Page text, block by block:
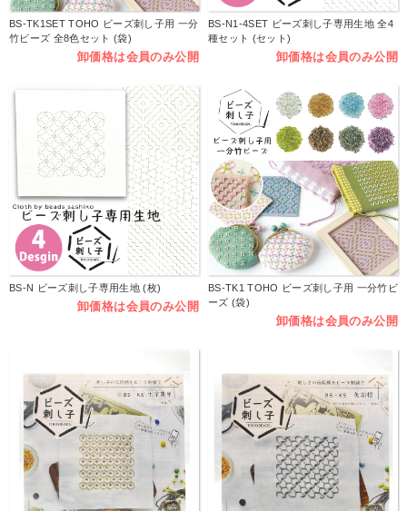
BS-TK1SET TOHO ビーズ刺し子用 一分
竹ビーズ 全8色セット (袋)
卸価格は会員のみ公開
BS-N1-4SET ビーズ刺し子専用生地 全4
種セット (セット)
卸価格は会員のみ公開
BS-N ビーズ刺し子専用生地 (枚)
卸価格は会員のみ公開
BS-TK1 TOHO ビーズ刺し子用 一分竹ビ
ーズ (袋)
卸価格は会員のみ公開